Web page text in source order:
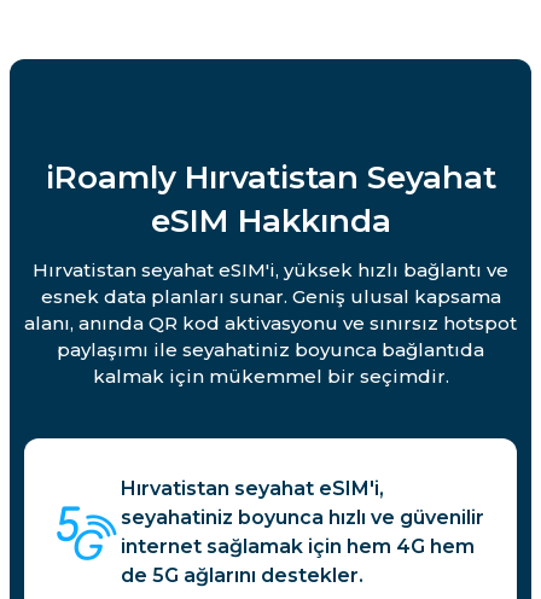
iRoamly Hırvatistan Seyahat
eSIM Hakkında
Hırvatistan seyahat eSIM'i, yüksek hızlı bağlantı ve
esnek data planları sunar. Geniş ulusal kapsama
alanı, anında QR kod aktivasyonu ve sınırsız hotspot
paylaşımı ile seyahatiniz boyunca bağlantıda
kalmak için mükemmel bir seçimdir.
Hırvatistan seyahat eSIM'i,
seyahatiniz boyunca hızlı ve güvenilir
internet sağlamak için hem 4G hem
de 5G ağlarını destekler.